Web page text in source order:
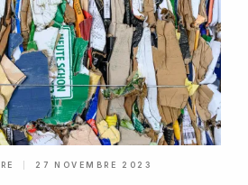
27 NOVEMBRE 2023